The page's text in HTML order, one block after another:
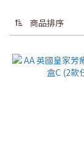
商品排序